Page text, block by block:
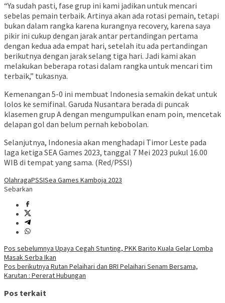
“Ya sudah pasti, fase grup ini kami jadikan untuk mencari
sebelas pemain terbaik. Artinya akan ada rotasi pemain, tetapi
bukan dalam rangka karena kurangnya recovery, karena saya
pikir ini cukup dengan jarak antar pertandingan pertama
dengan kedua ada empat hari, setelah itu ada pertandingan
berikutnya dengan jarak selang tiga hari. Jadi kami akan
melakukan beberapa rotasi dalam rangka untuk mencari tim
terbaik,” tukasnya.
Kemenangan 5-0 ini membuat Indonesia semakin dekat untuk
lolos ke semifinal. Garuda Nusantara berada di puncak
klasemen grup A dengan mengumpulkan enam poin, mencetak
delapan gol dan belum pernah kebobolan.
Selanjutnya, Indonesia akan menghadapi Timor Leste pada
laga ketiga SEA Games 2023, tanggal 7 Mei 2023 pukul 16.00
WIB di tempat yang sama. (Red/PSSI)
OlahragaPSSISea Games Kamboja 2023
Sebarkan
Navigasi
pos
Pos sebelumnya Upaya Cegah Stunting, PKK Barito Kuala Gelar Lomba
Masak Serba Ikan
Pos berikutnya Rutan Pelaihari dan BRI Pelaihari Senam Bersama,
Karutan : Pererat Hubungan
Pos terkait